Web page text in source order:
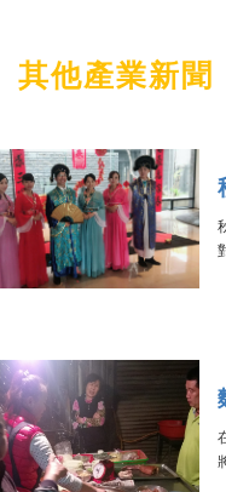
其他產業新聞
秋